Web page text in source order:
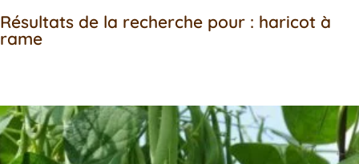
Résultats de la recherche pour : haricot à
rame